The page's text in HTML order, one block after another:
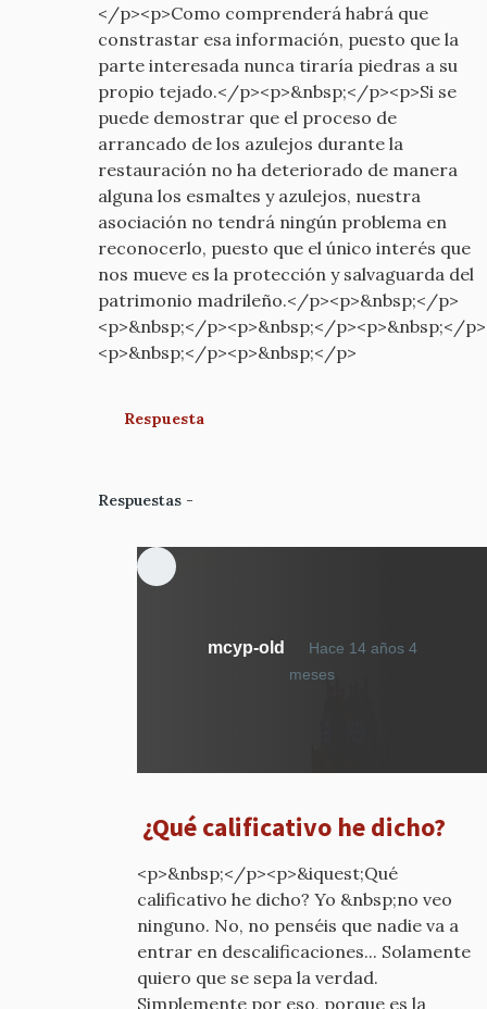
</p><p>Como comprenderá habrá que
constrastar esa información, puesto que la
parte interesada nunca tiraría piedras a su
propio tejado.</p><p>&nbsp;</p><p>Si se
puede demostrar que el proceso de
arrancado de los azulejos durante la
restauración no ha deteriorado de manera
alguna los esmaltes y azulejos, nuestra
asociación no tendrá ningún problema en
reconocerlo, puesto que el único interés que
nos mueve es la protección y salvaguarda del
patrimonio madrileño.</p><p>&nbsp;</p>
<p>&nbsp;</p><p>&nbsp;</p><p>&nbsp;</p>
<p>&nbsp;</p><p>&nbsp;</p>
Respuesta
Respuestas
mcyp-old
Hace 14 años 4
meses
por
old
¿Qué calificativo he dicho?
<p>&nbsp;</p><p>&iquest;Qué
calificativo he dicho? Yo &nbsp;no veo
ninguno. No, no penséis que nadie va a
entrar en descalificaciones... Solamente
quiero que se sepa la verdad.
Simplemente por eso, porque es la